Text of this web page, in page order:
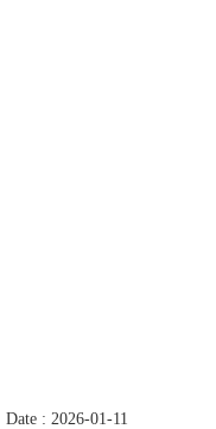
Date : 2026-01-11